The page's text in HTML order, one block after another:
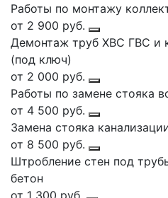
Работы по монтажу
от 2 900 руб.
Демонтаж труб ХВС ГВС и
(под ключ)
от 2 000 руб.
Работы по замене стояка
от 4 500 руб.
Замена стояка
от 8 500 руб.
Штробление стен под
бетон
от 1 300 руб.